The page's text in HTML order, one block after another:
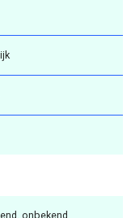
onbekend